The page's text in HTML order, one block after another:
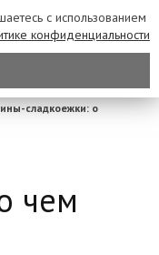
сладкоежки: о
чем
с использованием
конфиденциальности